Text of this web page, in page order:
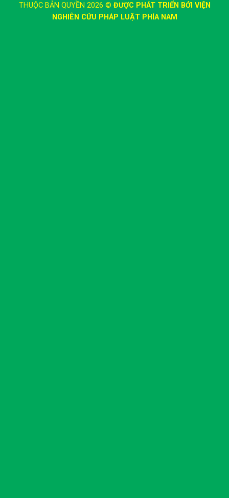
THUỘC BẢN QUYỀN 2026 © ĐƯỢC PHÁT TRIỂN BỚI VIỆN
NGHIÊN CỨU PHÁP LUẬT PHÍA NAM